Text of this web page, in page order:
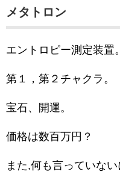
メタトロン
エントロピー測定装置。
第１，第２チャクラ。
宝石、開運。
価格は数百万円？
また,何も言っていな